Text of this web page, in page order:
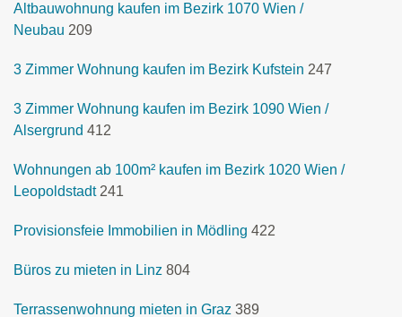
Altbauwohnung kaufen im Bezirk 1070 Wien /
Neubau 209
3 Zimmer Wohnung kaufen im Bezirk Kufstein 247
3 Zimmer Wohnung kaufen im Bezirk 1090 Wien /
Alsergrund 412
Wohnungen ab 100m² kaufen im Bezirk 1020 Wien /
Leopoldstadt 241
Provisionsfeie Immobilien in Mödling 422
Büros zu mieten in Linz 804
Terrassenwohnung mieten in Graz 389